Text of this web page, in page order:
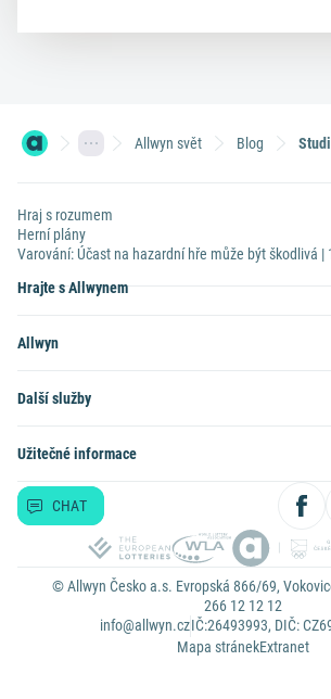
Allwyn svět Blog
Hraj s rozumem
Herní plány
Varování: Účast na hazardní hře může být škodlivá |
Hrajte s Allwynem
Allwyn
Další služby
Užitečné informace
CHAT
© Allwyn Česko a.s. Evropská 866/69,
266 12 12 12
info@allwyn.czIČ:26493993, DIČ:
Mapa stránekExtranet